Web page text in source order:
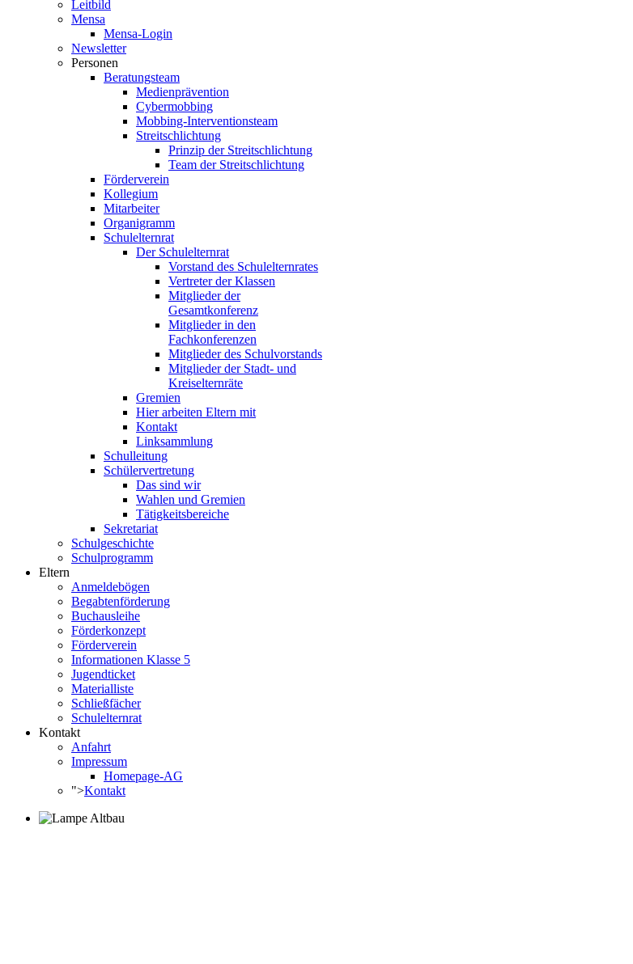
Leitbild
Mensa
Mensa-Login
Newsletter
Personen
Beratungsteam
Medienprävention
Cybermobbing
Mobbing-Interventionsteam
Streitschlichtung
Prinzip der Streitschlichtung
Team der Streitschlichtung
Förderverein
Kollegium
Mitarbeiter
Organigramm
Schulelternrat
Der Schulelternrat
Vorstand des Schulelternrates
Vertreter der Klassen
Mitglieder der
Gesamtkonferenz
Mitglieder in den
Fachkonferenzen
Mitglieder des Schulvorstands
Mitglieder der Stadt- und
Kreiselternräte
Gremien
Hier arbeiten Eltern mit
Kontakt
Linksammlung
Schulleitung
Schülervertretung
Das sind wir
Wahlen und Gremien
Tätigkeitsbereiche
Sekretariat
Schulgeschichte
Schulprogramm
Eltern
Anmeldebögen
Begabtenförderung
Buchausleihe
Förderkonzept
Förderverein
Informationen Klasse 5
Jugendticket
Materialliste
Schließfächer
Schulelternrat
Kontakt
Anfahrt
Impressum
Homepage-AG
">Kontakt